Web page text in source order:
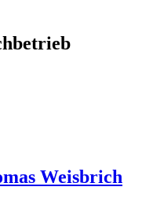
Weisbrich